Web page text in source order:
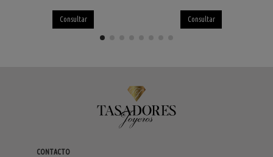
Consultar Consultar
CONTACTO